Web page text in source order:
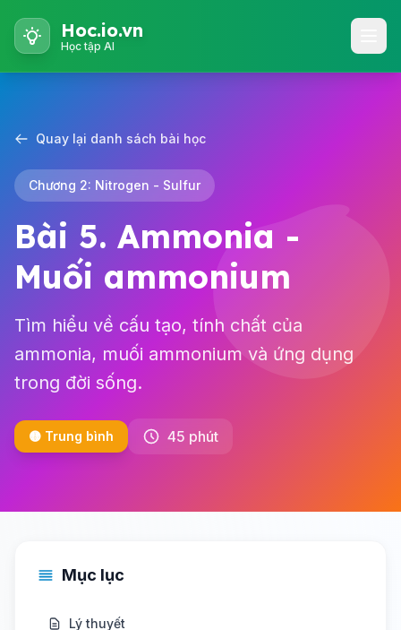
Hoc.io.vn
Học tập AI
Quay lại danh sách bài học
Chương 2: Nitrogen - Sulfur
Bài 5. Ammonia -
Muối ammonium
Tìm hiểu về cấu tạo, tính chất của
ammonia, muối ammonium và ứng dụng
trong đời sống.
🟡 Trung bình 45 phút
Mục lục
Lý thuyết